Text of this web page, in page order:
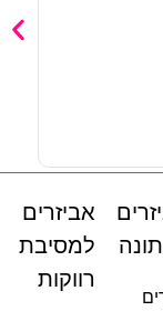
אביזרים
למסיבת
רווקות